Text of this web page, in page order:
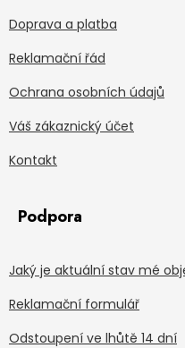
Doprava a platba
Reklamační řád
Ochrana osobních údajů
Váš zákaznický účet
Kontakt
Podpora
Jaký je aktuální stav mé
Reklamační formulář
Odstoupení ve lhůtě 14 dní